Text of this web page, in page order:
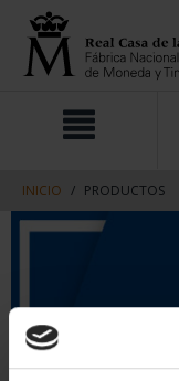
contenido
navegacin
INICIO PRODUCTOS